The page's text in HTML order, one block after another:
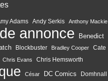
Adams Andy Serkis Anthony Mackie
annonce
Benedict
Blockbuster Bradley Cooper
Cate
Chris Evans Chris Hemsworth
César DC Comics
Domhnall